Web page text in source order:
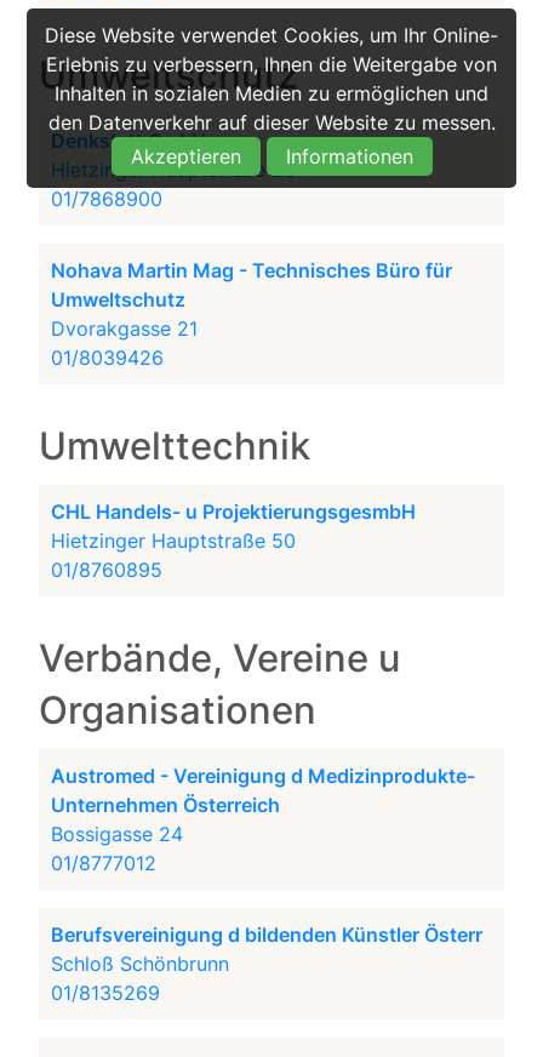
Diese Website verwendet Cookies, um Ihr Online-
Erlebnis zu verbessern, Ihnen die Weitergabe von
Inhalten in sozialen Medien zu ermöglichen und
den Datenverkehr auf dieser Website zu messen.
Akzeptieren
Informationen
Umweltschutz
Denkstatt GmbH
Hietzinger Hauptstraße 28
01/7868900
Nohava Martin Mag - Technisches Büro für
Umweltschutz
Dvorakgasse 21
01/8039426
Umwelttechnik
CHL Handels- u ProjektierungsgesmbH
Hietzinger Hauptstraße 50
01/8760895
Verbände, Vereine u
Organisationen
Austromed - Vereinigung d Medizinprodukte-
Unternehmen Österreich
Bossigasse 24
01/8777012
Berufsvereinigung d bildenden Künstler Österr
Schloß Schönbrunn
01/8135269